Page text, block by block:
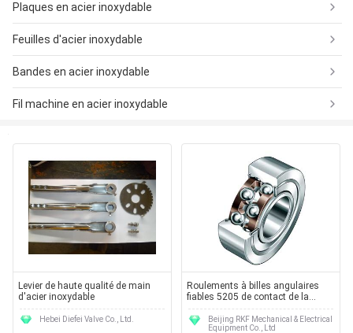
Plaques en acier inoxydable
Feuilles d'acier inoxydable
Bandes en acier inoxydable
Fil machine en acier inoxydable
Levier de haute qualité de main
d'acier inoxydable
Hebei Diefei Valve Co., Ltd.
Roulements à billes angulaires
fiables 5205 de contact de la
représentation 25mm pour les
moteurs électriques
Beijing RKF Mechanical & Electrical
Equipment Co., Ltd